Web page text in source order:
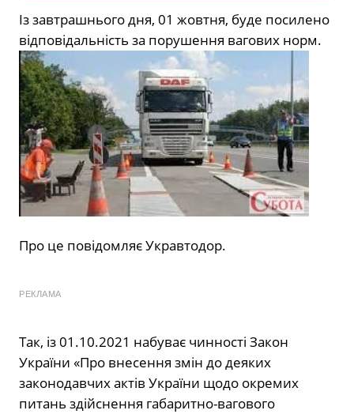
Із завтрашнього дня, 01 жовтня, буде посилено
відповідальність за порушення вагових норм.
Про це повідомляє Укравтодор.
РЕКЛАМА
Так, із 01.10.2021 набуває чинності Закон
України «Про внесення змін до деяких
законодавчих актів України щодо окремих
питань здійснення габаритно-вагового